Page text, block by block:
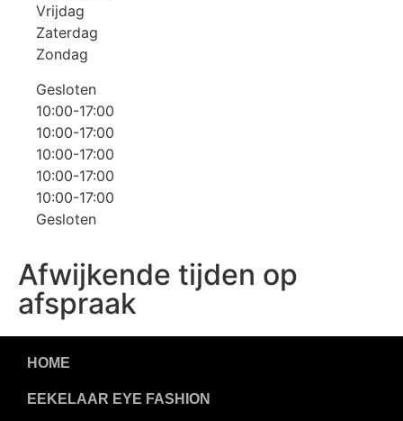
Vrijdag
Zaterdag
Zondag
Gesloten
10:00-17:00
10:00-17:00
10:00-17:00
10:00-17:00
10:00-17:00
Gesloten
Afwijkende tijden op
afspraak
HOME
EEKELAAR EYE FASHION